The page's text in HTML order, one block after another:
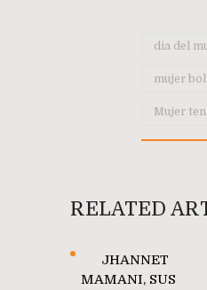
dia del
mujer
Mujer
RELATED
JHANNET
MAMANI, SUS